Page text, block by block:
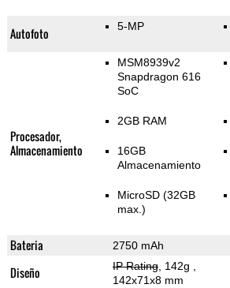
Autofoto 5-MP
Procesador,
Almacenamiento
MSM8939v2
Snapdragon 616
SoC
2GB RAM
16GB
Almacenamiento
MicroSD (32GB
max.)
Bateria 2750 mAh
Diseño IP Rating, 142g
142x71x8 mm